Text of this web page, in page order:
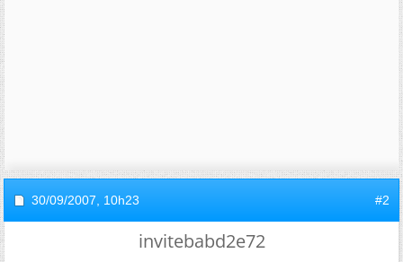
30/09/2007, 10h23 #2
invitebabd2e72